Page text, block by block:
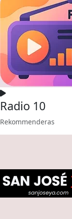
Radio 10
Rekommenderas